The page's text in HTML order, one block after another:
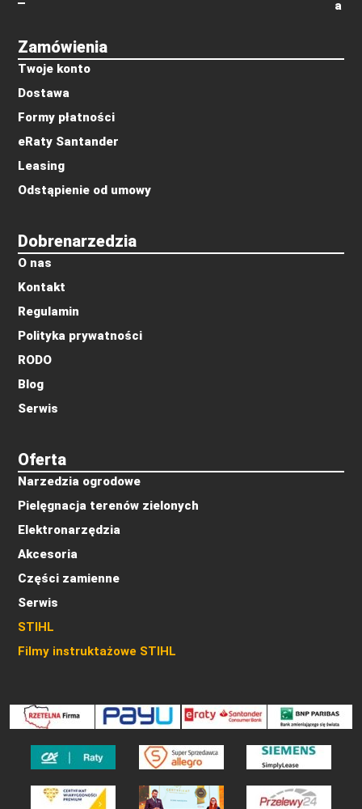
Oferta
Narzedzia ogrodowe
Pielęgnacja terenów zielonych
Elektronarzędzia
Akcesoria
Części zamienne
Serwis
STIHL
Filmy instruktażowe STIHL
Dobrenarzedzia
O nas
Kontakt
Regulamin
Polityka prywatności
RODO
Blog
Serwis
Zamówienia
Twoje konto
Dostawa
Formy płatności
eRaty Santander
Leasing
Odstąpienie od umowy
a